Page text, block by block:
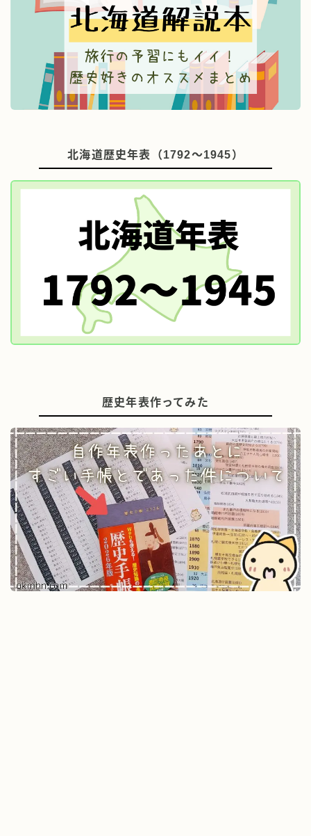
北海道歴史年表（1792～1945）
歴史年表作ってみた